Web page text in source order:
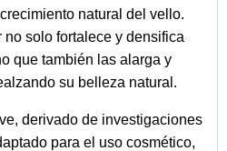
natural del vello.
no solo fortalece y densifica
que también las alarga y
su belleza natural.
derivado de investigaciones
para el uso cosmético,